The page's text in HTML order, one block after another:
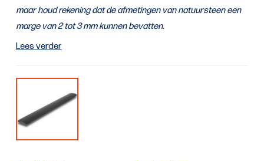
maar houd rekening dat de afmetingen van natuursteen een
marge van 2 tot 3 mm kunnen bevatten.
Lees verder